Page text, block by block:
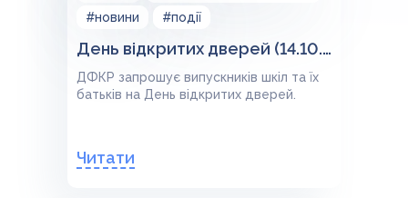
#новини
#події
День відкритих дверей (14.10.2023)
ДФКР запрошує випускників шкіл та їх
батьків на День відкритих дверей.
Читати